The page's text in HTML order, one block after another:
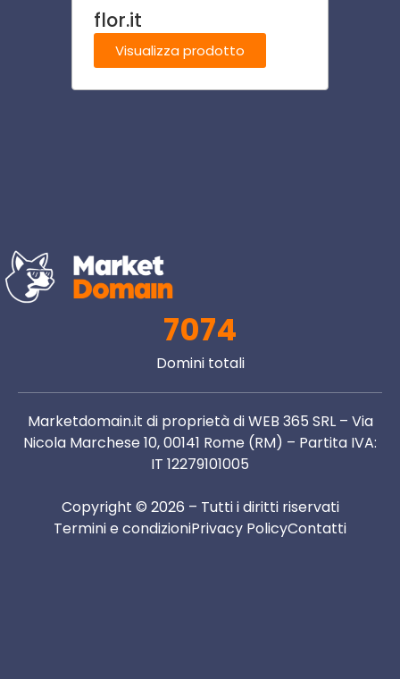
flor.it
Visualizza prodotto
7074
Domini totali
Marketdomain.it di proprietà di WEB 365 SRL – Via
Nicola Marchese 10, 00141 Rome (RM) – Partita IVA:
IT 12279101005
Copyright © 2026 – Tutti i diritti riservati
Termini e condizioniPrivacy PolicyContatti